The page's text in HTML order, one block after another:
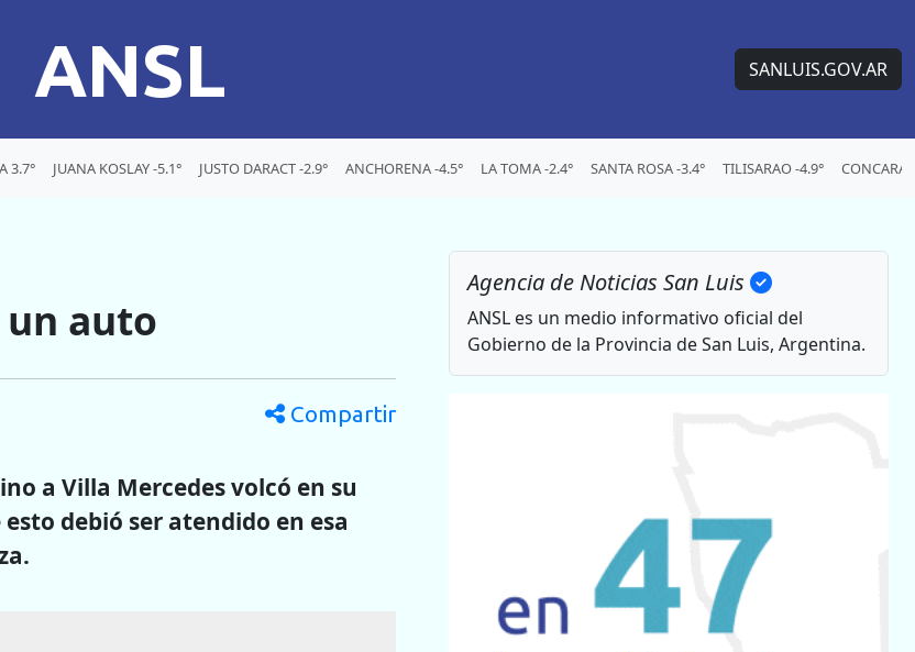
ANSL SANLUIS.GOV.AR
3.7° JUANA KOSLAY -5.1° JUSTO DARACT -2.9° ANCHORENA -4.5° LA TOMA -2.4° SANTA ROSA -3.4° TILISARAO -4.9°
auto
Compartir
a Villa Mercedes volcó en su
debió ser atendido en esa
Agencia de Noticias San Luis
ANSL es un medio informativo oficial del
Gobierno de la Provincia de San Luis, Argentina.